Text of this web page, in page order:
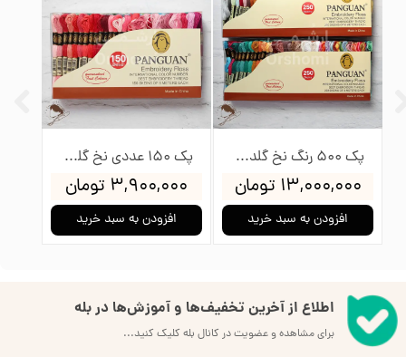
پک 150 عددی نخ گلدوزی پنگوئن
۳,۹۰۰,۰۰۰ تومان
افزودن به سبد خرید
پک 500 رنگ نخ گلدوزی پنگوئن
۱۳,۰۰۰,۰۰۰ تومان
افزودن به سبد خرید
اطلاع از آخرین تخفیف‌ها و آموزش‌ها در بله
برای مشاهده و عضویت در کانال بله کلیک کنید...